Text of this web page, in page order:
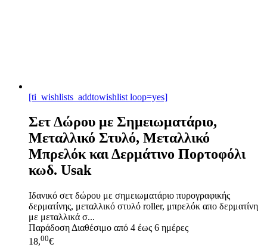
[ti_wishlists_addtowishlist loop=yes]
Σετ Δώρου με Σημειωματάριο,
Μεταλλικό Στυλό, Μεταλλικό
Μπρελόκ και Δερμάτινο Πορτοφόλι
κωδ. Usak
Ιδανικό σετ δώρου με σημειωματάριο πυρογραφικής
δερματίνης, μεταλλικό στυλό roller, μπρελόκ απο δερματίνη
με μεταλλικά σ...
Παράδοση Διαθέσιμο από 4 έως 6 ημέρες
18,00€